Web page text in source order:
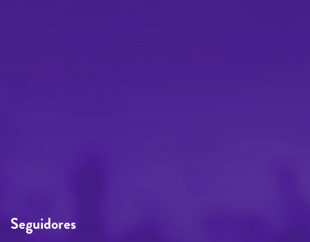
Seguidores